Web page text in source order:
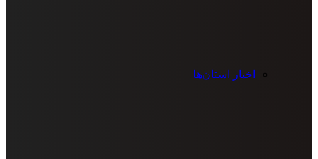
اخبار استان‌ها